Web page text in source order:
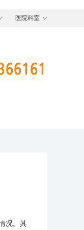
医院科室
况。其